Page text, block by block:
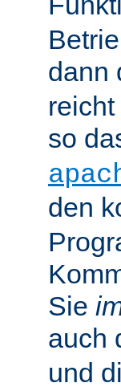
dann
so
den
Sie
auch
und